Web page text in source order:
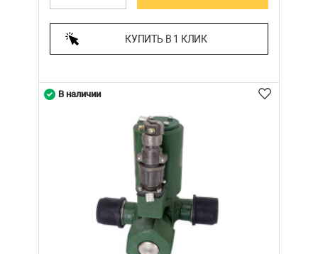
КУПИТЬ В 1 КЛИК
В наличии